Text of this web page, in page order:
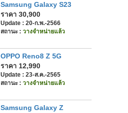
Samsung Galaxy S23
ราคา 30,900
Update : 20-ก.พ.-2566
สถานะ : วางจำหน่ายแล้ว
OPPO Reno8 Z 5G
ราคา 12,990
Update : 23-ส.ค.-2565
สถานะ : วางจำหน่ายแล้ว
Samsung Galaxy Z